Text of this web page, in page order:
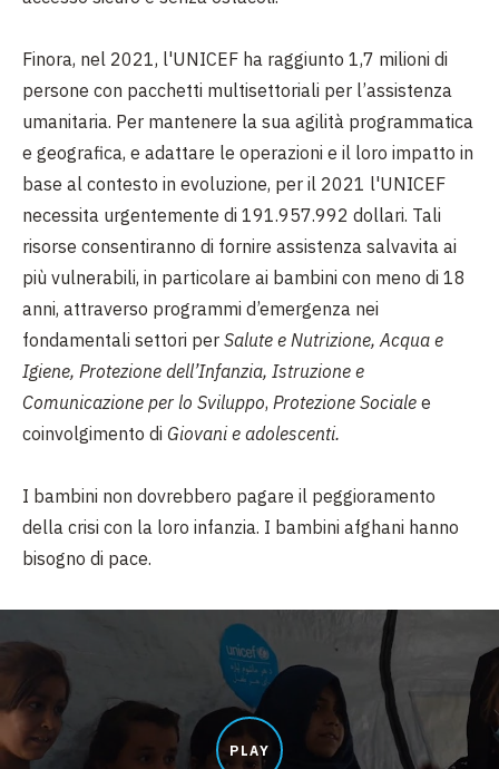
Finora, nel 2021, l'UNICEF ha raggiunto 1,7 milioni di
persone con pacchetti multisettoriali per l’assistenza
umanitaria. Per mantenere la sua agilità programmatica
e geografica, e adattare le operazioni e il loro impatto in
base al contesto in evoluzione, per il 2021 l'UNICEF
necessita urgentemente di 191.957.992 dollari. Tali
risorse consentiranno di fornire assistenza salvavita ai
più vulnerabili, in particolare ai bambini con meno di 18
anni, attraverso programmi d’emergenza nei
fondamentali settori per Salute e Nutrizione, Acqua e
Igiene, Protezione dell’Infanzia, Istruzione e
Comunicazione per lo Sviluppo, Protezione Sociale e
coinvolgimento di Giovani e adolescenti.
I bambini non dovrebbero pagare il peggioramento
della crisi con la loro infanzia. I bambini afghani hanno
bisogno di pace.
PLAY